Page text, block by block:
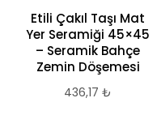
Etili Çakıl Taşı Mat
Yer Seramiği 45×45
– Seramik Bahçe
Zemin Döşemesi
436,17 ₺